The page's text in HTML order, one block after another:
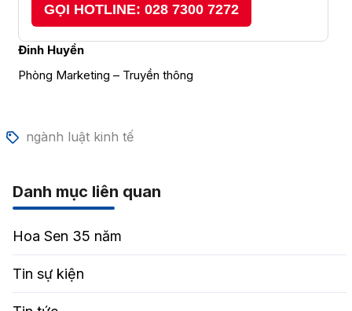
GỌI HOTLINE: 028 7300 7272
Đinh Huyền
Phòng Marketing – Truyền thông
ngành luật kinh tế
Danh mục liên quan
Hoa Sen 35 năm
Tin sự kiện